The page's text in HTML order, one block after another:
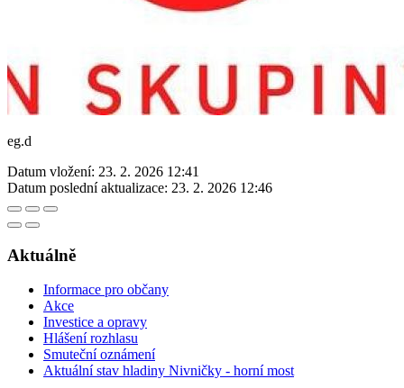
eg.d
Datum vložení: 23. 2. 2026 12:41
Datum poslední aktualizace: 23. 2. 2026 12:46
Aktuálně
Informace pro občany
Akce
Investice a opravy
Hlášení rozhlasu
Smuteční oznámení
Aktuální stav hladiny Nivničky - horní most